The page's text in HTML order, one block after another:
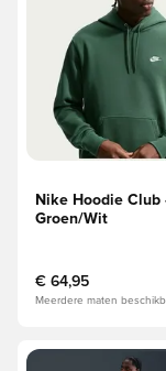
Nike Hoodie Club
Groen/Wit
€ 64,95
Meerdere maten
Opent een